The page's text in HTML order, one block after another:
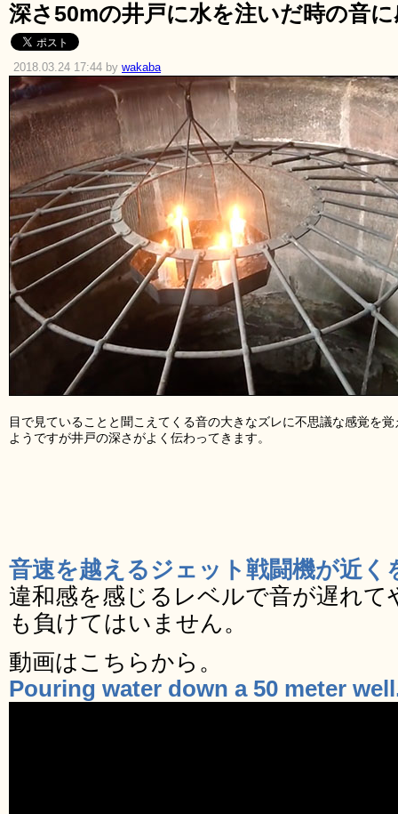
深さ50mの井戸に水を注いだ時の音
2018.03.24 17:44 by wakaba
目で見ていることと聞こえてくる音の大きなズレに不思議な感覚を
ようですが井戸の深さがよく伝わってきます。
音速を越えるジェット戦闘機が近く
違和感を感じるレベルで音が遅れて
も負けてはいません。
動画はこちらから。
Pouring water down a 50 meter